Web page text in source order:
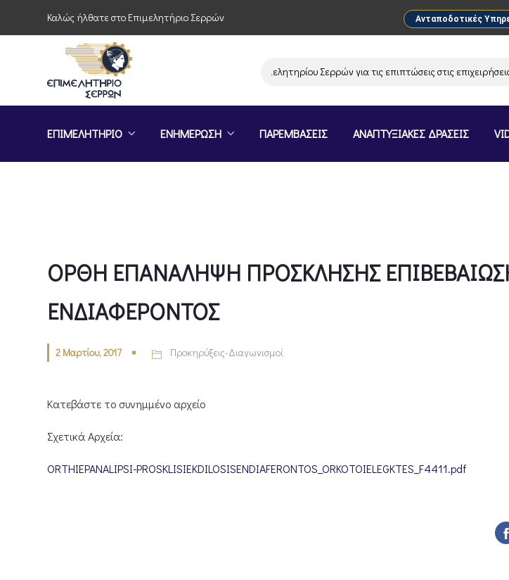
Καλώς ήλθατε στο Επιμελητήριο Σερρών Ανταποδοτικές
Παρέμβαση του Επιμελητηρίου Σερρών για τις επιπτώσεις στις
ΕΠΙΜΕΛΗΤΗΡΙΟ ΕΝΗΜΕΡΩΣΗ ΠΑΡΕΜΒΑΣΕΙΣ ΑΝΑΠΤΥΞΙΑΚΕΣ ΔΡΑΣΕΙΣ
ΟΡΘΗ ΕΠΑΝΑΛΗΨΗ ΠΡΟΣΚΛΗΣΗΣ
ΕΝΔΙΑΦΕΡΟΝΤΟΣ
2 Μαρτίου, 2017 Προκηρύξεις-Διαγωνισμοί
Κατεβάστε το συνημμένο αρχείο
Σχετικά Αρχεία:
ORTHIEPANALIPSI-PROSKLISIEKDILOSISENDIAFERONTOS_ORKOTOIELEGKTES_F4411.pdf